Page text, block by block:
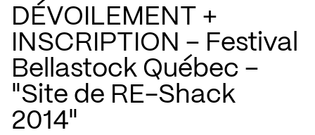
DÉVOILEMENT +
INSCRIPTION – Festival
Bellastock Québec –
"Site de RE-Shack
2014"